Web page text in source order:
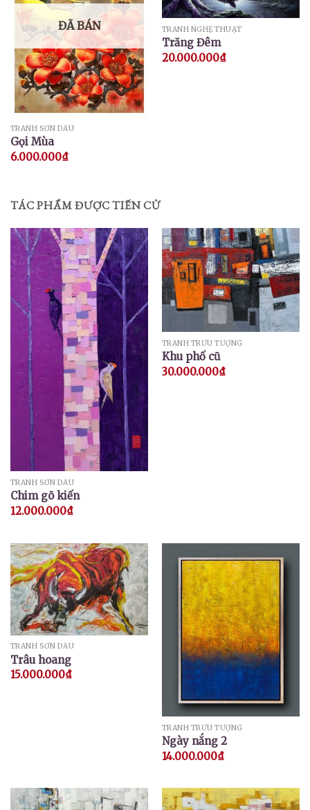
ĐÃ BÁN
TRANH SƠN DẦU
Gọi Mùa
6.000.000₫
TRANH NGHỆ THUẬT
Trăng Đêm
20.000.000₫
TÁC PHẨM ĐƯỢC TIẾN CỬ
TRANH SƠN DẦU
Chim gõ kiến
12.000.000₫
TRANH TRỪU TƯỢNG
Khu phố cũ
30.000.000₫
TRANH SƠN DẦU
Trâu hoang
15.000.000₫
TRANH TRỪU TƯỢNG
Ngày nắng 2
14.000.000₫